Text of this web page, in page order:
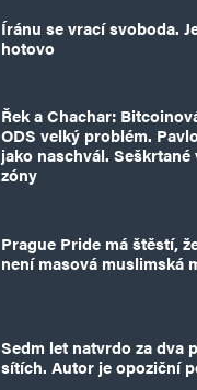
Íránu se vrací svoboda.
hotovo
Řek a Chachar:
ODS velký problém.
jako naschvál.
zóny
Prague Pride má štěstí,
není masová muslimská
Sedm let natvrdo za dva
sítích. Autor je opoziční